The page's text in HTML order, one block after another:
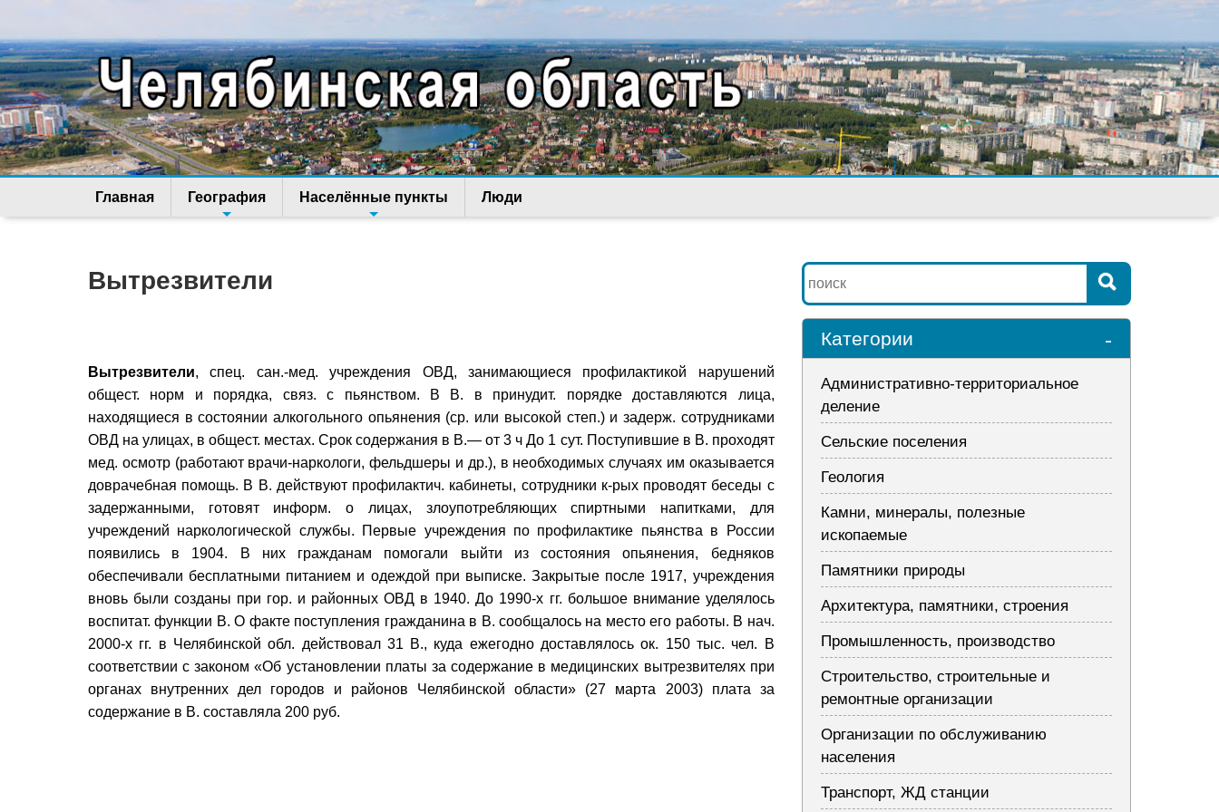
Главная География Населённые пункты Люди
Вытрезвители
Вытрезвители, спец. сан.-мед. учреждения ОВД, занимающиеся профилактикой нарушений
общест. норм и порядка, связ. с пьянством. В В. в принудит. порядке доставляются лица,
находящиеся в состоянии алкогольного опьянения (ср. или высокой степ.) и задерж. сотрудниками
ОВД на улицах, в общест. местах. Срок содержания в В.— от 3 ч До 1 сут. Поступившие в В. проходят
мед. осмотр (работают врачи-наркологи, фельдшеры и др.), в необходимых случаях им оказывается
доврачебная помощь. В В. действуют профилактич. кабинеты, сотрудники к-рых проводят беседы с
задержанными, готовят информ. о лицах, злоупотребляющих спиртными напитками, для
учреждений наркологической службы. Первые учреждения по профилактике пьянства в России
появились в 1904. В них гражданам помогали выйти из состояния опьянения, бедняков
обеспечивали бесплатными питанием и одеждой при выписке. Закрытые после 1917, учреждения
вновь были созданы при гор. и районных ОВД в 1940. До 1990-х гг. большое внимание уделялось
воспитат. функции В. О факте поступления гражданина в В. сообщалось на место его работы. В нач.
2000-х гг. в Челябинской обл. действовал 31 В., куда ежегодно доставлялось ок. 150 тыс. чел. В
соответствии с законом «Об установлении платы за содержание в медицинских вытрезвителях при
органах внутренних дел городов и районов Челябинской области» (27 марта 2003) плата за
содержание в В. составляла 200 руб.
Категории -
Административно-территориальное
деление
Сельские поселения
Геология
Камни, минералы, полезные
ископаемые
Памятники природы
Архитектура, памятники, строения
Промышленность, производство
Строительство, строительные и
ремонтные организации
Организации по обслуживанию
населения
Транспорт, ЖД станции